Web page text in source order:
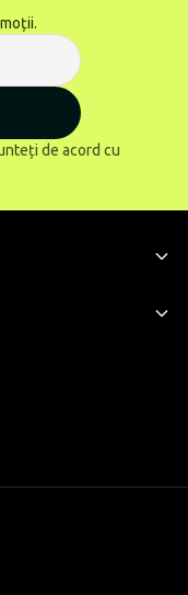
de acord cu